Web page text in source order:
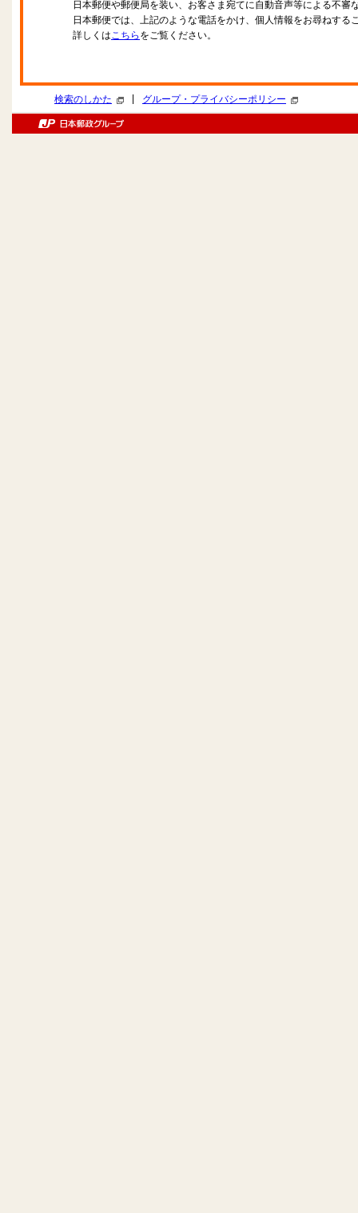
日本郵便や郵便局を装い、お客さま宛てに自動音声等による不審
日本郵便では、上記のような電話をかけ、個人情報をお尋ねする
詳しくはこちら をご覧ください。
検索のしかた グループ・プライバシーポリシー